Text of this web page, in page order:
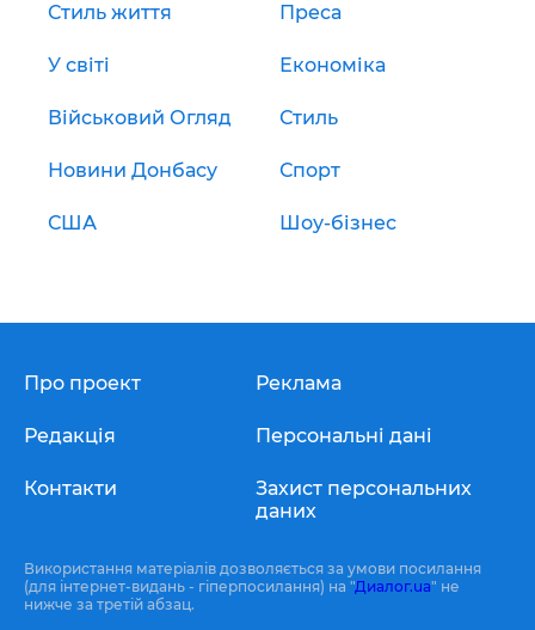
Стиль життя Преса
У світі Економіка
Військовий Огляд Стиль
Новини Донбасу Спорт
США Шоу-бізнес
Про проект
Редакція
Контакти
Реклама
Персональні дані
Захист персональних
даних
Використання матеріалів дозволяється за умови посилання
(для інтернет-видань - гіперпосилання) на "Диалог.ua" не
нижче за третій абзац.